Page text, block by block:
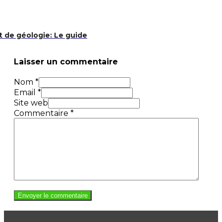
de géologie: Le guide
Laisser un commentaire
Nom *
Email *
Site web
Commentaire *